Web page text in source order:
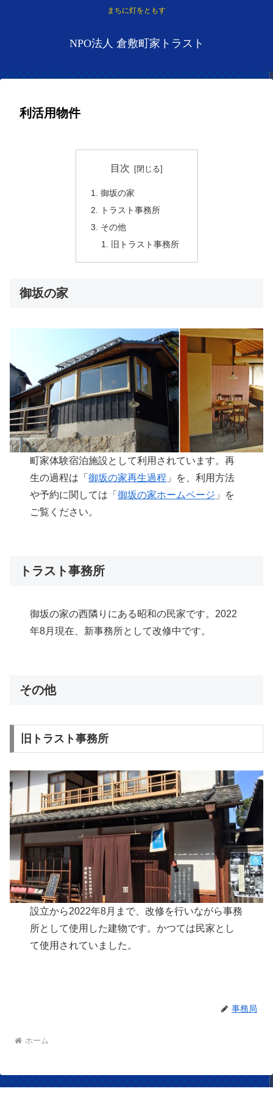
まちに灯をともす
NPO法人 倉敷町家トラスト
利活用物件
目次
御坂の家
トラスト事務所
その他
旧トラスト事務所
御坂の家
町家体験宿泊施設として利用されています。再
生の過程は「御坂の家再生過程 」を、利用方法
や予約に関しては「御坂の家ホームページ 」を
ご覧ください。
トラスト事務所
御坂の家の西隣りにある昭和の民家です。2022
年8月現在、新事務所として改修中です。
その他
旧トラスト事務所
設立から2022年8月まで、改修を行いながら事務
所として使用した建物です。かつては民家とし
て使用されていました。
事務局
ホーム